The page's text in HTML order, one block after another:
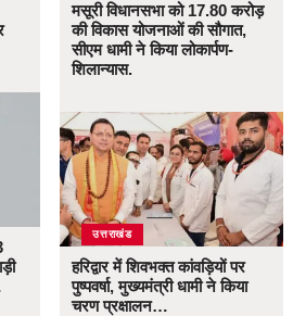
मसूरी विधानसभा को 17.80 करोड़
की विकास योजनाओं की सौगात,
सीएम धामी ने किया लोकार्पण-
शिलान्यास.
उत्तराखंड
हरिद्वार में शिवभक्त कांवड़ियों पर
पुष्पवर्षा, मुख्यमंत्री धामी ने किया
चरण प्रक्षालन…